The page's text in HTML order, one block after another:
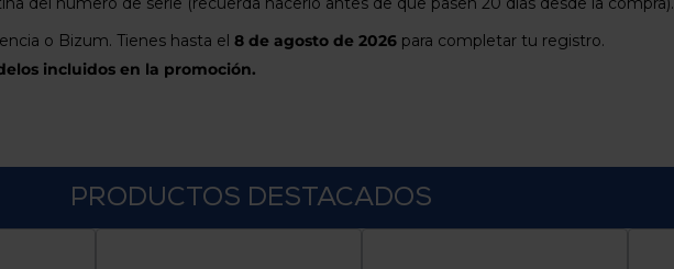
o Bizum. Tienes hasta el 8 de agosto de 2026 para completar tu registro.
incluidos en la promoción.
PRODUCTOS DESTACADOS